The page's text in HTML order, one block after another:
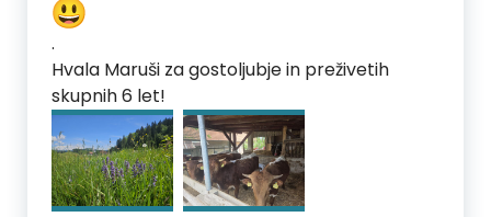
.
Hvala Maruši za gostoljubje in preživetih
skupnih 6 let!